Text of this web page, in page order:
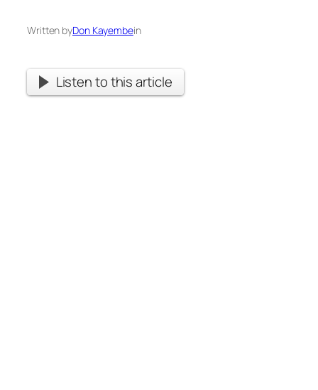
Written byDon Kayembein
Listen to this article